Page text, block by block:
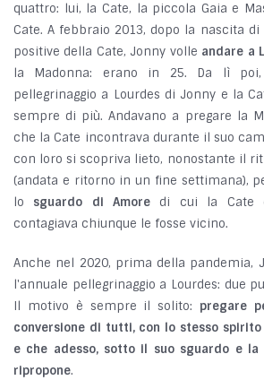
quattro: lui, la Cate, la piccola Gaia e
Cate. A febbraio 2013, dopo la nascita
positive della Cate, Jonny volle andare a
la Madonna: erano in 25. Da lì poi,
pellegrinaggio a Lourdes di Jonny e la
sempre di più. Andavano a pregare la
che la Cate incontrava durante il suo
con loro si scopriva lieto, nonostante il
(andata e ritorno in un fine settimana),
lo sguardo di Amore di cui la Cate
contagiava chiunque le fosse vicino.
Anche nel 2020, prima della pandemia,
l'annuale pellegrinaggio a Lourdes: due
Il motivo è sempre il solito: pregare
conversione di tutti, con lo stesso spirito
e che adesso, sotto il suo sguardo e la
ripropone.